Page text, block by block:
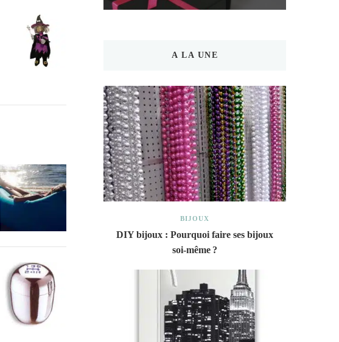
A LA UNE
BIJOUX
DIY bijoux : Pourquoi faire ses bijoux
soi-même ?